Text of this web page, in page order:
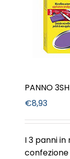
PANNO
€8,93
I 3 panni
confezione